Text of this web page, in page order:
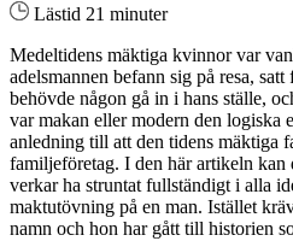
Lästid 21 minuter
Medeltidens mäktiga kvinnor var
adelsmannen befann sig på resa,
behövde någon gå in i hans ställe,
var makan eller modern den logiska
anledning till att den tidens mäktiga
familjeföretag. I den här artikeln kan
verkar ha struntat fullständigt i alla
maktutövning på en man. Istället
namn och hon har gått till historien